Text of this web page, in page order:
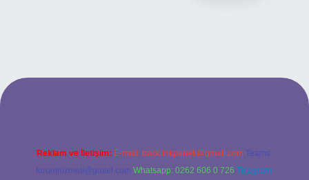
betexpergiris.casino
Reklam ve İletişim: E-mail: backlinkpaneli@gmail.com Teams:
forumhizmeti@gmail.com Whatsapp: 0262 606 0 726 Telegram: